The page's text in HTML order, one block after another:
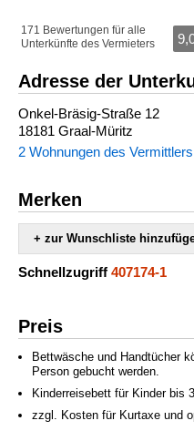
171 Bewertungen für alle
Unterkünfte des Vermieters
Adresse der
Onkel-Bräsig-Straße 12
18181 Graal-Müritz
2 Wohnungen des
Merken
+ zur Wunschliste
Schnellzugriff 407174-1
Preis
Bettwäsche und Handtücher
Person gebucht werden.
Kinderreisebett für Kinder bis
zzgl. Kosten für Kurtaxe und